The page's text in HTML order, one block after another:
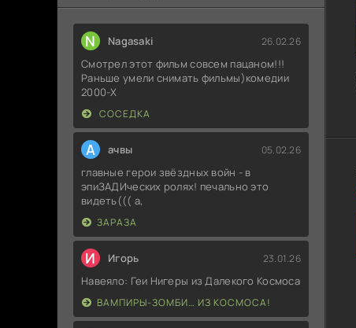
N Nagasaki 26.02.26
Смотрел этот фильм совсем пацаном!!!
Раньше умели снимать фильмы)комедии
2000-X
СОСЕДКА
А ачвы 05.02.26
главные герои звёздных войн - в
эпиЗАДИческих ролях! печально это
видеть((( а,
ЗАРАЗА
И Игорь 23.01.26
Навеяло: Геи Нигеры из Далекого Космоса
ВАМПИРЫ-ЗОМБИ… ИЗ КОСМОСА!